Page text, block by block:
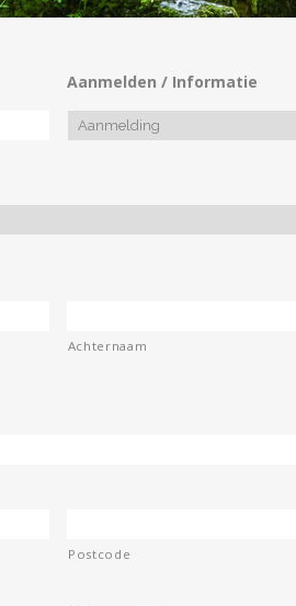
GUASHA KENNISMAKINGSDAG
GUASHA BIJ MENS EN PAARD
Aanmelden / Informatie
Achternaam
Postcode